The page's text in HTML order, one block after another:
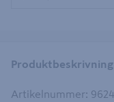
Produktbeskrivning
Artikelnummer: